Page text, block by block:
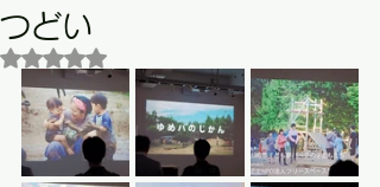
つどい
5つ星のうちNaNと評価されています。